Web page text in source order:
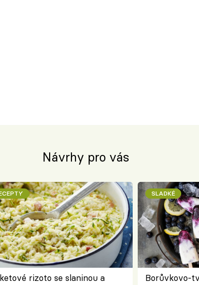
Návrhy pro vás
rizoto se slaninou a
SLADKÉ
Borůvkovo-